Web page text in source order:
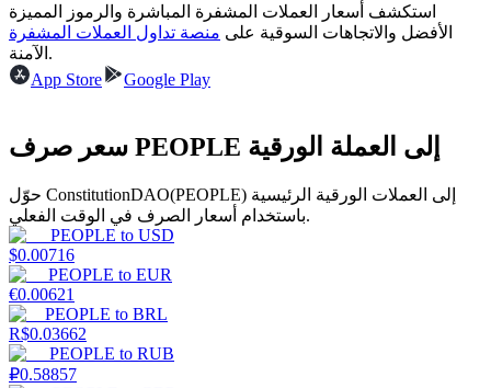
احصل على مكافآت تنافسية يوميًا
التوقيع المساحي
استكشف أسعار العملات المشفرة المباشرة والرموز المميزة
الأفضل والاتجاهات السوقية على منصة تداول العملات المشفرة
الآمنة.
App Store
Google Play
سعر صرف PEOPLE إلى العملة الورقية
حوّل ConstitutionDAO(PEOPLE) إلى العملات الورقية الرئيسية
باستخدام أسعار الصرف في الوقت الفعلي.
PEOPLE to USD
$0.00716
PEOPLE to EUR
€0.00621
PEOPLE to BRL
R$0.03662
PEOPLE to RUB
₽0.58857